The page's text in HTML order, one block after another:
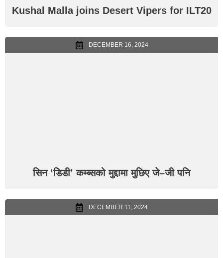
Kushal Malla joins Desert Vipers for ILT20
DECEMBER 16, 2024
सिन ‘डिडी’ कम्ब्सको मुद्दामा मुछिए जे–जी पनि
DECEMBER 11, 2024